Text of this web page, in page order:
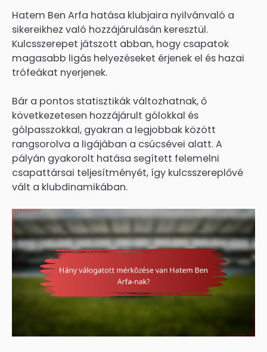
Hatem Ben Arfa hatása klubjaira nyilvánvaló a
sikereikhez való hozzájárulásán keresztül.
Kulcsszerepet játszott abban, hogy csapatok
magasabb ligás helyezéseket érjenek el és hazai
trófeákat nyerjenek.
Bár a pontos statisztikák változhatnak, ő
következetesen hozzájárult gólokkal és
gólpasszokkal, gyakran a legjobbak között
rangsorolva a ligájában a csúcsévei alatt. A
pályán gyakorolt hatása segített felemelni
csapattársai teljesítményét, így kulcsszereplővé
vált a klubdinamikában.